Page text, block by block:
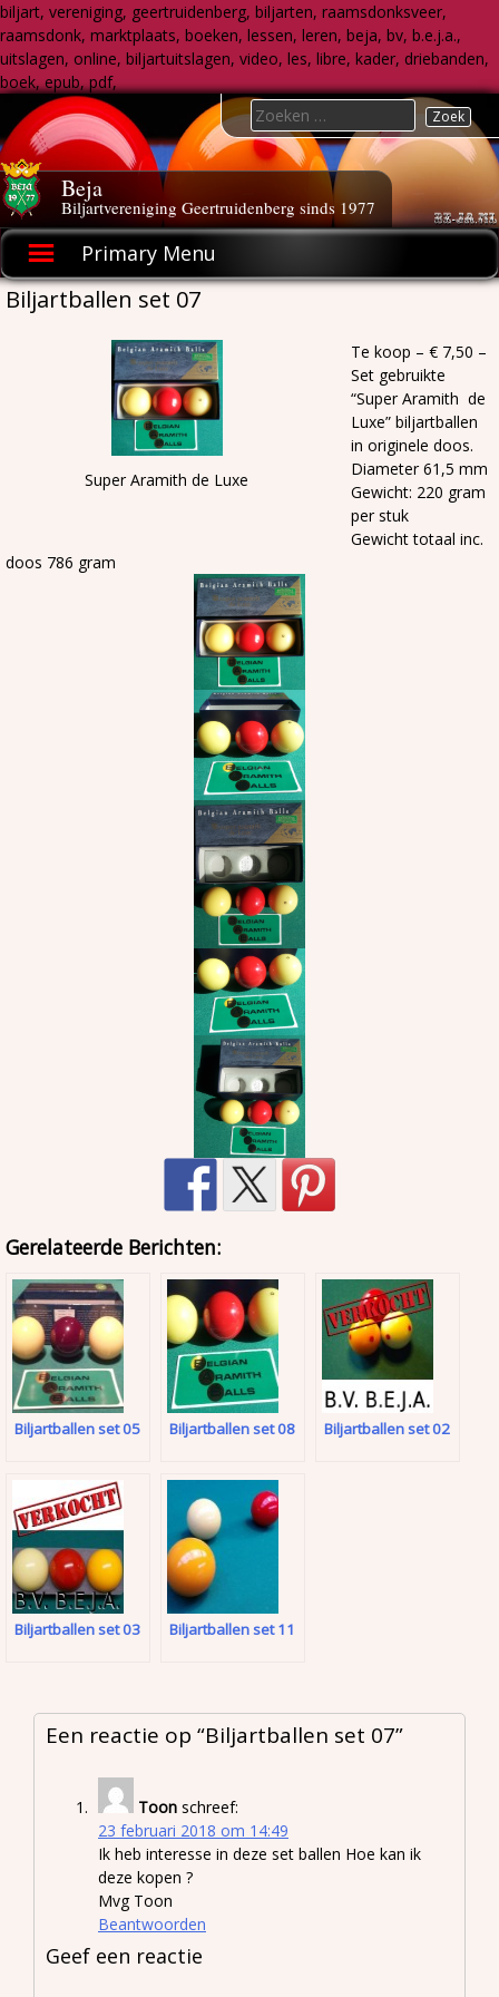
biljart, vereniging, geertruidenberg, biljarten, raamsdonksveer,
raamsdonk, marktplaats, boeken, lessen, leren, beja, bv, b.e.j.a.,
uitslagen, online, biljartuitslagen, video, les, libre, kader, driebanden,
boek, epub, pdf,
to
content
Beja
Biljartvereniging Geertruidenberg sinds 1977
Primary Menu
Search
for:
Biljartballen set 07
Super Aramith de Luxe
Te koop – € 7,50 –
Set gebruikte
“Super Aramith de
Luxe” biljartballen
in originele doos.
Diameter 61,5 mm
Gewicht: 220 gram
per stuk
Gewicht totaal inc.
doos 786 gram
Gerelateerde Berichten:
Biljartballen set 05 Biljartballen set 08 Biljartballen set 02
Biljartballen set 03 Biljartballen set 11
Een reactie op “Biljartballen set 07”
Toon schreef:
23 februari 2018 om 14:49
Ik heb interesse in deze set ballen Hoe kan ik
deze kopen ?
Mvg Toon
Beantwoorden
Geef een reactie